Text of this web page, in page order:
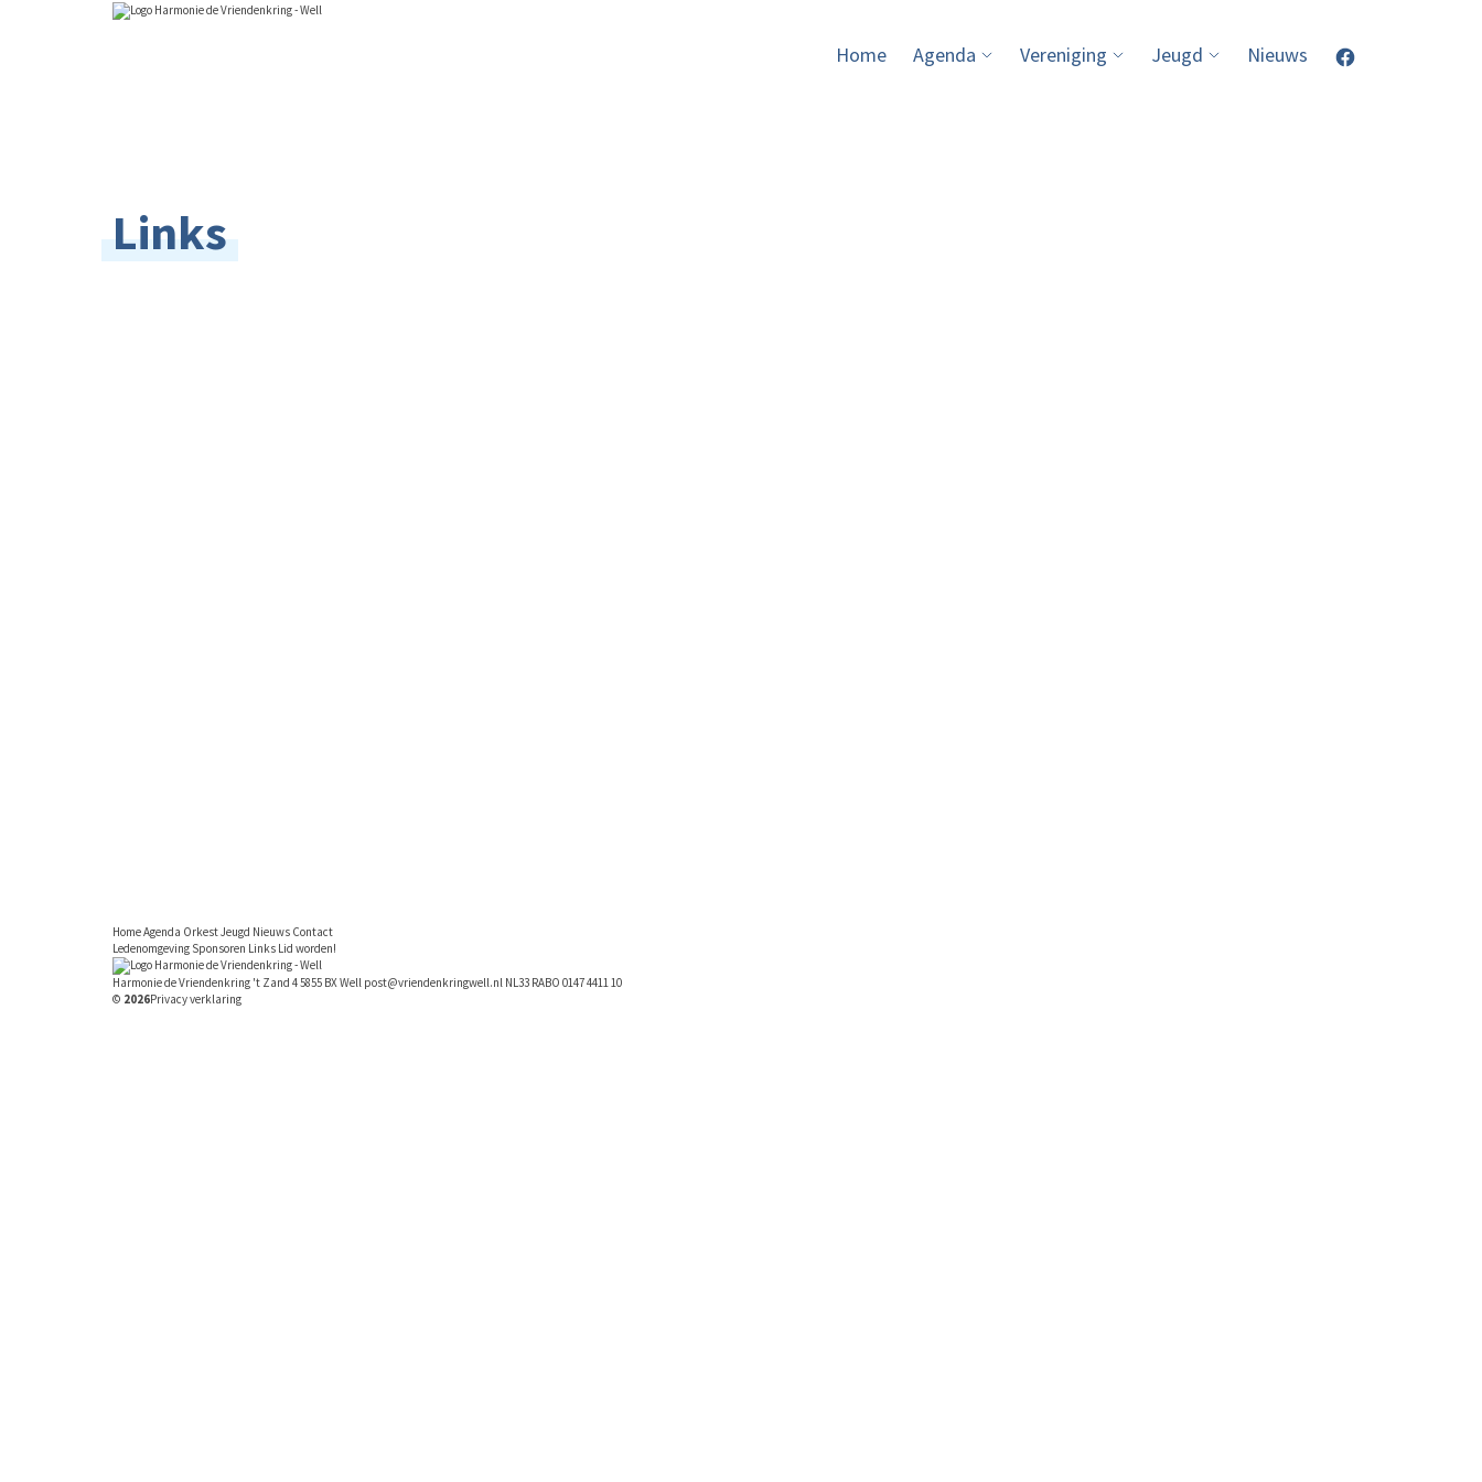
Home Agenda Vereniging Jeugd Nieuws
Links
HomeAgenda OrkestJeugd Nieuws Contact
Ledenomgeving Sponsoren Links Lid worden!
Harmonie de Vriendenkring 't Zand 45855 BX Well post@vriendenkringwell.nl NL33 RABO 0147 4411 10
© 2026Privacy verklaring